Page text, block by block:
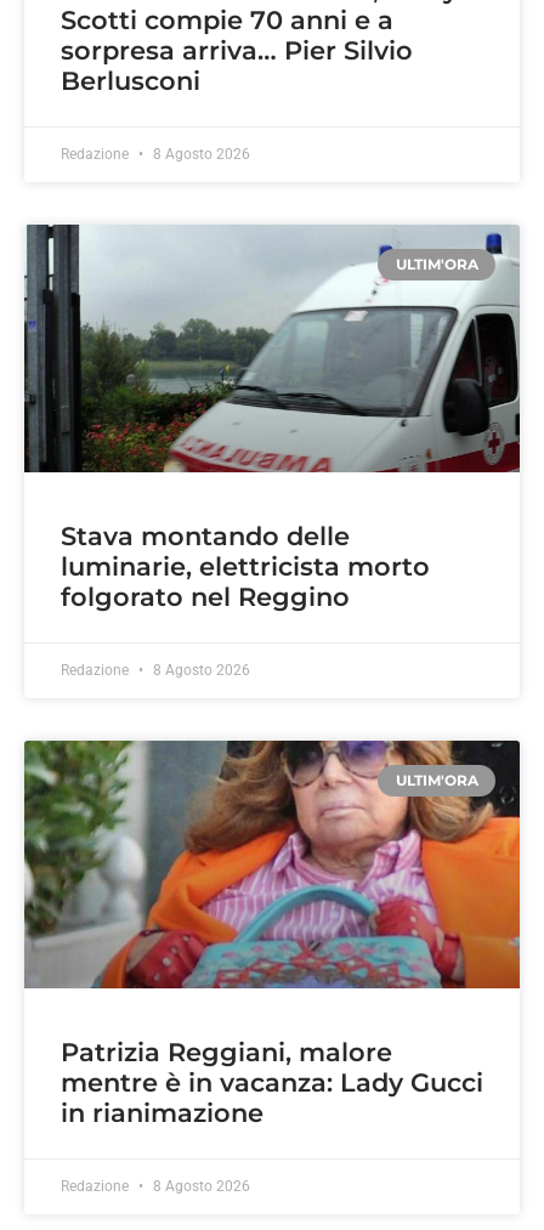
Scotti compie 70 anni e a
sorpresa arriva… Pier Silvio
Berlusconi
Redazione 8 Agosto 2026
ULTIM'ORA
Stava montando delle
luminarie, elettricista morto
folgorato nel Reggino
Redazione 8 Agosto 2026
ULTIM'ORA
Patrizia Reggiani, malore
mentre è in vacanza: Lady Gucci
in rianimazione
Redazione 8 Agosto 2026